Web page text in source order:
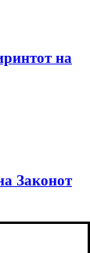
на
Законот